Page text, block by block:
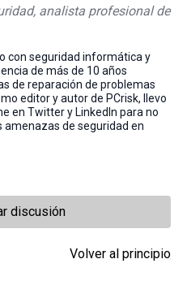
analista profesional de
con seguridad informática y
de más de 10 años
de reparación de problemas
editor y autor de PCrisk, llevo
en Twitter y LinkedIn para no
de seguridad en
discusión
Volver al principio